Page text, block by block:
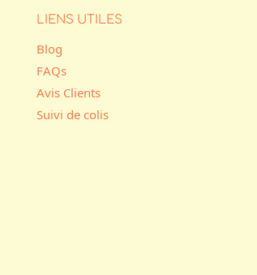
LIENS UTILES
Blog
FAQs
Avis Clients
Suivi de colis